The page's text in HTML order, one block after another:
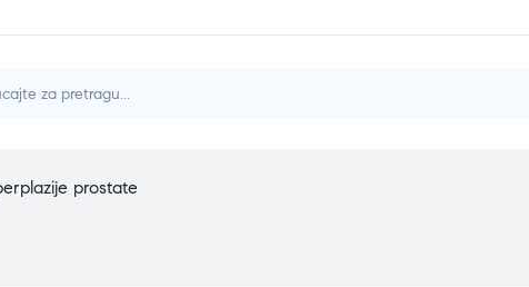
prostate